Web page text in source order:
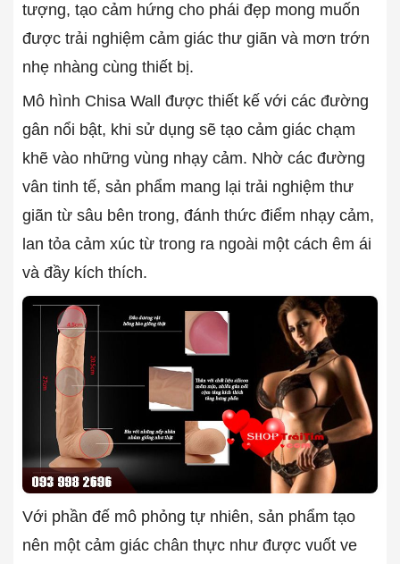
tượng, tạo cảm hứng cho phái đẹp mong muốn
được trải nghiệm cảm giác thư giãn và mơn trớn
nhẹ nhàng cùng thiết bị.
Mô hình Chisa Wall được thiết kế với các đường
gân nổi bật, khi sử dụng sẽ tạo cảm giác chạm
khẽ vào những vùng nhạy cảm. Nhờ các đường
vân tinh tế, sản phẩm mang lại trải nghiệm thư
giãn từ sâu bên trong, đánh thức điểm nhạy cảm,
lan tỏa cảm xúc từ trong ra ngoài một cách êm ái
và đầy kích thích.
Với phần đế mô phỏng tự nhiên, sản phẩm tạo
nên một cảm giác chân thực như được vuốt ve